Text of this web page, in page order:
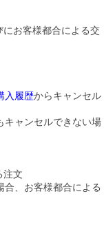
お客様都合による交
入履歴からキャンセル
ャンセルできない場
注文
合、お客様都合による